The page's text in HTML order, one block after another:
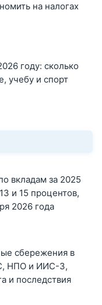
на налогах
году: сколько
учебу и спорт
вкладам за 2025
и 15 процентов,
2026 года
сбережения в
НПО и ИИС-3,
и последствия